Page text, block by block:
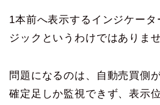
1本前へ表示するインジケータ
ジックというわけではありませ
問題になるのは、自動売買側
確定足しか監視できず、表示